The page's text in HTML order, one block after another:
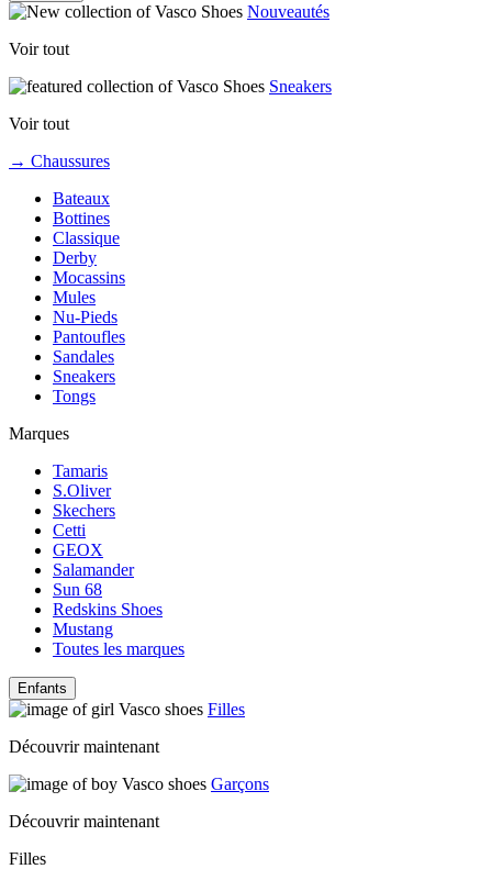
Nouveautés
Voir tout
Sneakers
Voir tout
→ Chaussures
Bateaux
Bottines
Classique
Derby
Mocassins
Mules
Nu-Pieds
Pantoufles
Sandales
Sneakers
Tongs
Marques
Tamaris
S.Oliver
Skechers
Cetti
GEOX
Salamander
Sun 68
Redskins Shoes
Mustang
Toutes les marques
Enfants
Filles
Découvrir maintenant
Garçons
Découvrir maintenant
Filles